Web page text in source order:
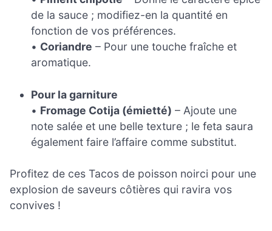
de la sauce ; modifiez-en la quantité en
fonction de vos préférences.
• Coriandre – Pour une touche fraîche et
aromatique.
Pour la garniture
• Fromage Cotija (émietté) – Ajoute une
note salée et une belle texture ; le feta saura
également faire l’affaire comme substitut.
Profitez de ces Tacos de poisson noirci pour une
explosion de saveurs côtières qui ravira vos
convives !